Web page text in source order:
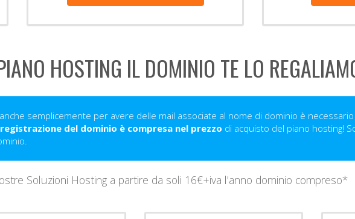
HOSTING IL DOMINIO TE LO
semplicemente per avere delle mail associate al nome di dominio è
del dominio è compresa nel prezzo di acquisto del piano hosting!
Soluzioni Hosting a partire da soli 16€+iva l'anno dominio compreso*